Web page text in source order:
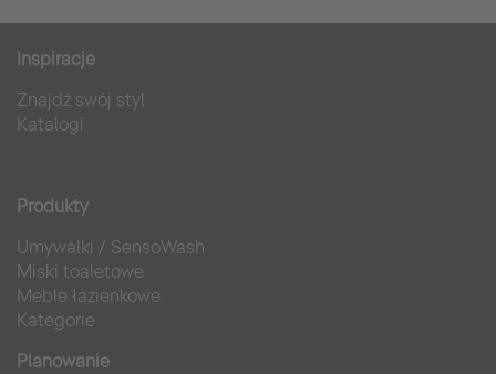
Inspiracje
Znajdź swój styl
Katalogi
Produkty
Umywalki / SensoWash
Miski toaletowe
Meble łazienkowe
Kategorie
Planowanie